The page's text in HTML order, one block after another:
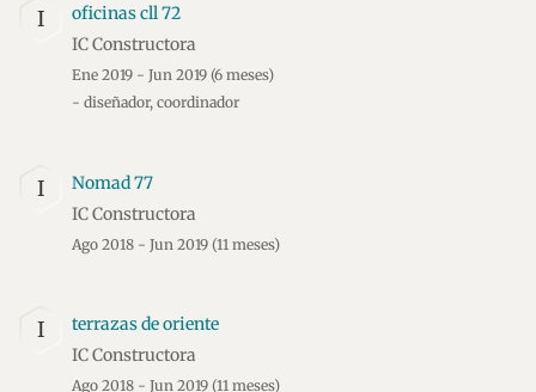
I
oficinas cll 72
IC Constructora
Ene 2019 - Jun 2019 (6 meses)
- diseñador, coordinador
I
Nomad 77
IC Constructora
Ago 2018 - Jun 2019 (11 meses)
I
terrazas de oriente
IC Constructora
Ago 2018 - Jun 2019 (11 meses)